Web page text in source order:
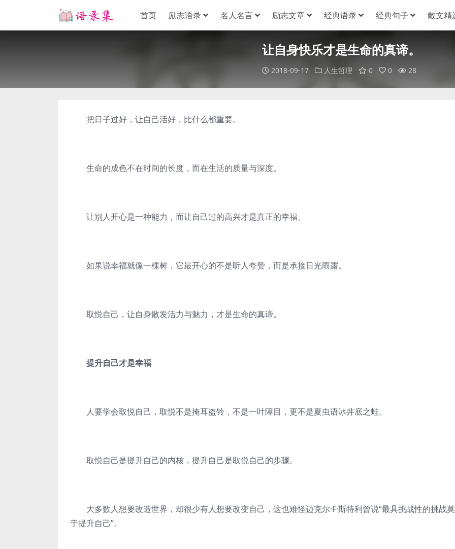
首页 励志语录 名人名言 励志文章 经典语录 经典句子 散文精
让自身快乐才是生命的真谛。
2018-09-17 人生哲理 0 0 28
把日子过好，让自己活好，比什么都重要。
生命的成色不在时间的长度，而在生活的质量与深度。
让别人开心是一种能力，而让自己过的高兴才是真正的幸福。
如果说幸福就像一棵树，它最开心的不是听人夸赞，而是承接日光雨露。
取悦自己，让自身散发活力与魅力，才是生命的真谛。
提升自己才是幸福
人要学会取悦自己，取悦不是掩耳盗铃，不是一叶障目，更不是夏虫语冰井底之蛙。
取悦自己是提升自己的内核，提升自己是取悦自己的步骤。
大多数人想要改造世界，却很少有人想要改变自己，这也难怪迈克尔·F·斯特利曾说“最具挑战性的挑战
于提升自己”。